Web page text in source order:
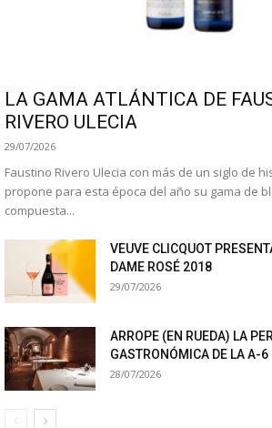
LA GAMA ATLÁNTICA DE
RIVERO ULECIA
29/07/2026
Faustino Rivero Ulecia con más de un siglo de
propone para esta época del año su gama de
compuesta...
VEUVE CLICQUOT
DAME ROSÉ 2018
29/07/2026
ARROPE (EN RUEDA) LA
GASTRONÓMICA DE LA A-6
28/07/2026